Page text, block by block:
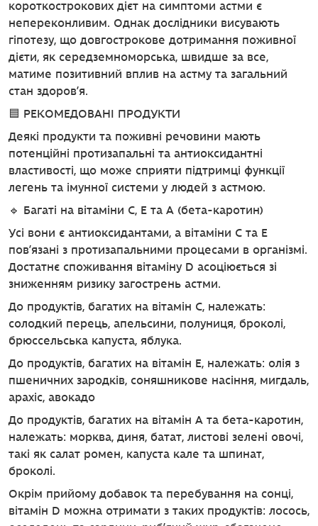
короткострокових дієт на симптоми астми є
непереконливим. Однак дослідники висувають
гіпотезу, що довгострокове дотримання поживної
дієти, як середземноморська, швидше за все,
матиме позитивний вплив на астму та загальний
стан здоров’я.
🟦 РЕКОМЕДОВАНІ ПРОДУКТИ
Деякі продукти та поживні речовини мають
потенційні протизапальні та антиоксидантні
властивості, що може сприяти підтримці функції
легень та імунної системи у людей з астмою.
🔹 Багаті на вітаміни С, Е та А (бета-каротин)
Усі вони є антиоксидантами, а вітаміни С та Е
пов’язані з протизапальними процесами в організмі.
Достатнє споживання вітаміну D асоціюється зі
зниженням ризику загострень астми.
До продуктів, багатих на вітамін С, належать:
солодкий перець, апельсини, полуниця, броколі,
брюссельська капуста, яблука.
До продуктів, багатих на вітамін Е, належать: олія з
пшеничних зародків, соняшникове насіння, мигдаль,
арахіс, авокадо
До продуктів, багатих на вітамін А та бета-каротин,
належать: морква, диня, батат, листові зелені овочі,
такі як салат ромен, капуста кале та шпинат,
броколі.
Окрім прийому добавок та перебування на сонці,
вітамін D можна отримати з таких продуктів: лосось,